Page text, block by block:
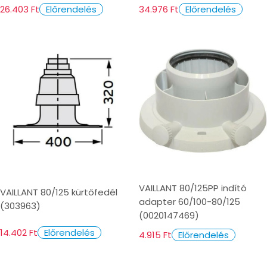
26.403 Ft Előrendelés 34.976 Ft Előrendelés
VAILLANT 80/125 kürtőfedél
(303963)
14.402 Ft Előrendelés
VAILLANT 80/125PP indító
adapter 60/100-80/125
(0020147469)
4.915 Ft Előrendelés